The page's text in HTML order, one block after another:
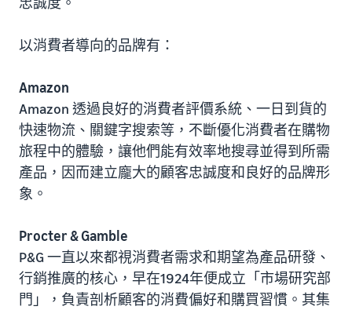
以消費者導向的品牌有：
Amazon
Amazon 透過良好的消費者評價系統、一日到貨的
快速物流、關鍵字搜索等，不斷優化消費者在購物
旅程中的體驗，讓他們能有效率地搜尋並得到所需
產品，因而建立龐大的顧客忠誠度和良好的品牌形
象。
Procter & Gamble
P&G 一直以來都視消費者需求和期望為產品研發、
行銷推廣的核心，早在1924年便成立「市場研究部
門」，負責剖析顧客的消費偏好和購買習慣。其集